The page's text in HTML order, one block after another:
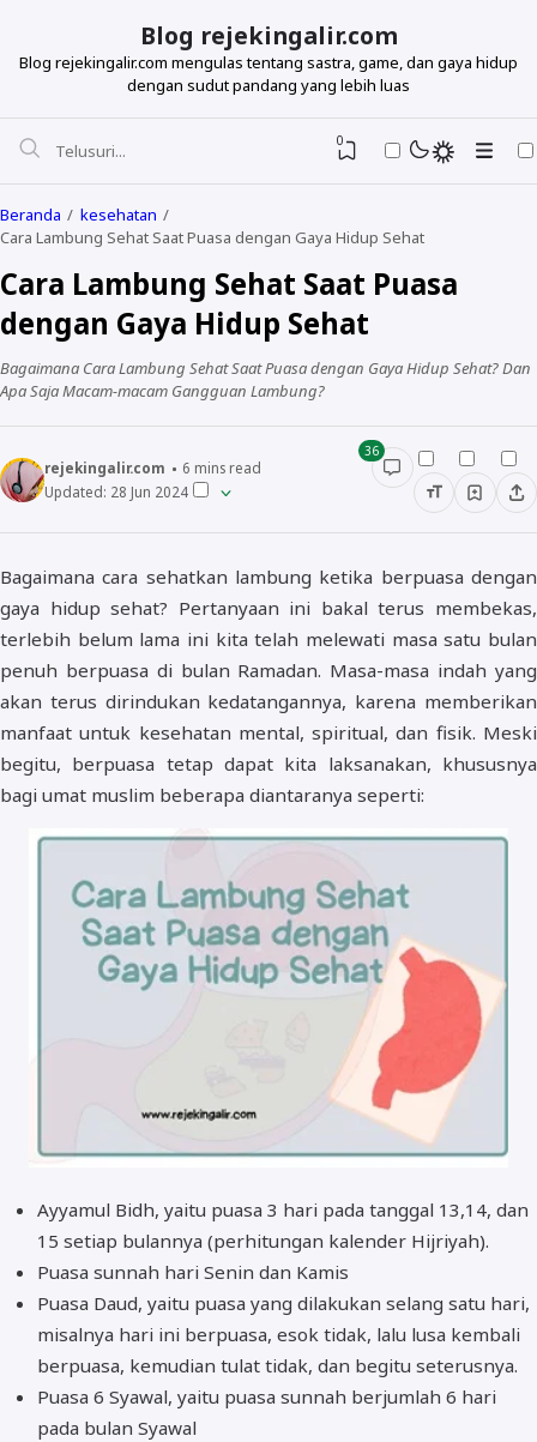
Blog rejekingalir.com
Blog rejekingalir.com mengulas tentang sastra, game, dan gaya hidup
dengan sudut pandang yang lebih luas
0
Beranda
kesehatan
Cara Lambung Sehat Saat Puasa dengan Gaya Hidup Sehat
Cara Lambung Sehat Saat Puasa
dengan Gaya Hidup Sehat
Bagaimana Cara Lambung Sehat Saat Puasa dengan Gaya Hidup Sehat? Dan
Apa Saja Macam-macam Gangguan Lambung?
rejekingalir.com 6 mins read
Updated: 28 Jun 2024
36
Bagaimana cara sehatkan lambung ketika berpuasa dengan
gaya hidup sehat? Pertanyaan ini bakal terus membekas,
terlebih belum lama ini kita telah melewati masa satu bulan
penuh berpuasa di bulan Ramadan. Masa-masa indah yang
akan terus dirindukan kedatangannya, karena memberikan
manfaat untuk kesehatan mental, spiritual, dan fisik. Meski
begitu, berpuasa tetap dapat kita laksanakan, khususnya
bagi umat muslim beberapa diantaranya seperti:
Ayyamul Bidh, yaitu puasa 3 hari pada tanggal 13,14, dan
15 setiap bulannya (perhitungan kalender Hijriyah).
Puasa sunnah hari Senin dan Kamis
Puasa Daud, yaitu puasa yang dilakukan selang satu hari,
misalnya hari ini berpuasa, esok tidak, lalu lusa kembali
berpuasa, kemudian tulat tidak, dan begitu seterusnya.
Puasa 6 Syawal, yaitu puasa sunnah berjumlah 6 hari
pada bulan Syawal